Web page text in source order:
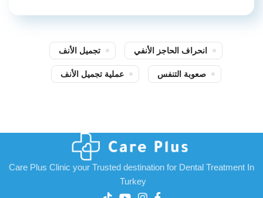
انحراف الحاجز الأنفي تجميل الأنف
صعوبة التنفس عملية تجميل الأنف
Care Plus Clinic your Trusted destination for Dental Treatment In
Turkey